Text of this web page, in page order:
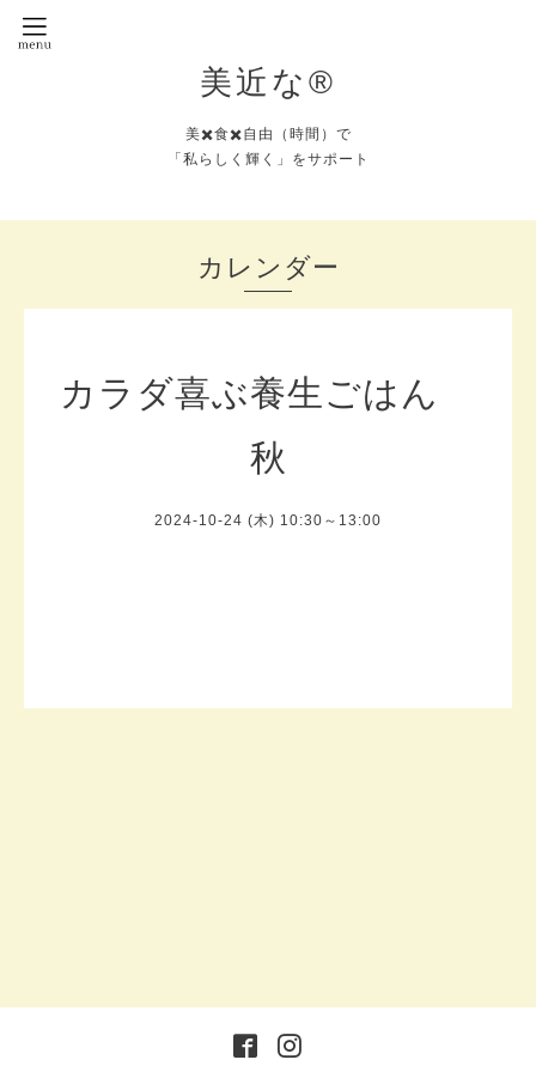
美近な®︎
美✖️食✖️自由（時間）で
「私らしく輝く」をサポート
カレンダー
カラダ喜ぶ養生ごはん
秋
2024-10-24 (木) 10:30～13:00